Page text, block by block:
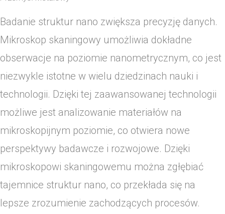
Badanie struktur nano zwiększa precyzję danych.
Mikroskop skaningowy umożliwia dokładne
obserwacje na poziomie nanometrycznym, co jest
niezwykle istotne w wielu dziedzinach nauki i
technologii. Dzięki tej zaawansowanej technologii
możliwe jest analizowanie materiałów na
mikroskopijnym poziomie, co otwiera nowe
perspektywy badawcze i rozwojowe. Dzięki
mikroskopowi skaningowemu można zgłębiać
tajemnice struktur nano, co przekłada się na
lepsze zrozumienie zachodzących procesów.